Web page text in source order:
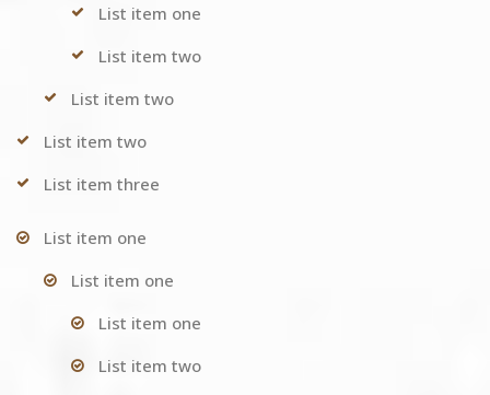
List item one
List item two
List item two
List item two
List item three
List item one
List item one
List item one
List item two